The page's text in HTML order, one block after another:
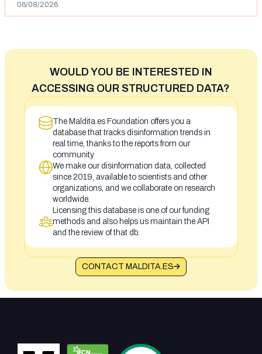
06/08/2026
WOULD YOU BE INTERESTED IN
ACCESSING OUR STRUCTURED DATA?
The Maldita.es Foundation offers you a
database that tracks disinformation trends in
real time, thanks to the reports from our
community
We make our disinformation data, collected
since 2019, available to scientists and other
organizations, and we collaborate on research
worldwide.
Licensing this database is one of our funding
methods and also helps us maintain the API
and the review of that db.
CONTACT MALDITA.ES